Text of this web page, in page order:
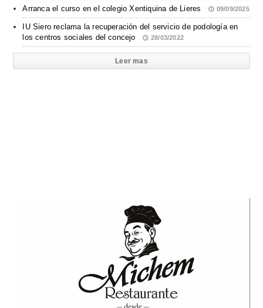
Arranca el curso en el colegio Xentiquina de Lieres 09/09/2025
IU Siero reclama la recuperación del servicio de podología en
los centros sociales del concejo
28/03/2022
Leer mas